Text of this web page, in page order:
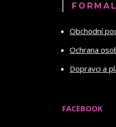
Obchodní
Ochrana
Dopravci a
FACEBOOK